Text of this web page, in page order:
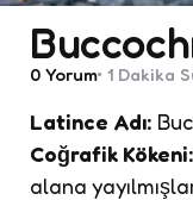
0 Yorum 1 Dakika
Latince Adı:
Coğrafik Kökeni:
alana